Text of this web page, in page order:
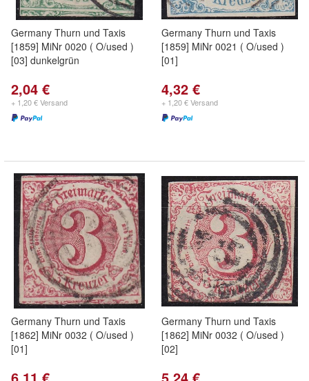
Germany Thurn und Taxis
[1859] MiNr 0020 ( O/used )
[03] dunkelgrün
2,04 €
+ 1,20 € Versand
Germany Thurn und Taxis
[1859] MiNr 0021 ( O/used )
[01]
4,32 €
+ 1,20 € Versand
Germany Thurn und Taxis
[1862] MiNr 0032 ( O/used )
[01]
Germany Thurn und Taxis
[1862] MiNr 0032 ( O/used )
[02]